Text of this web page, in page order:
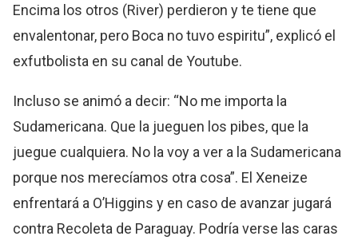
Encima los otros (River) perdieron y te tiene que
envalentonar, pero Boca no tuvo espiritu”, explicó el
exfutbolista en su canal de Youtube.
Incluso se animó a decir: “No me importa la
Sudamericana. Que la jueguen los pibes, que la
juegue cualquiera. No la voy a ver a la Sudamericana
porque nos merecíamos otra cosa”. El Xeneize
enfrentará a O’Higgins y en caso de avanzar jugará
contra Recoleta de Paraguay. Podría verse las caras